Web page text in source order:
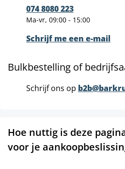
074 8080 223
Ma-vr, 09:00 - 15:00
Schrijf me een e-mail
Bulkbestelling of
Schrijf ons op
Hoe nuttig is deze
voor je